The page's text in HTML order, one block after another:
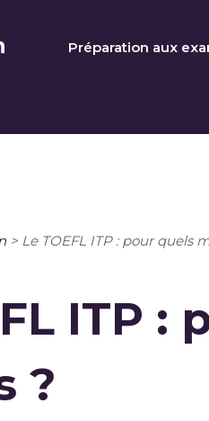
Préparation aux
> Le TOEFL ITP : pour quels
ITP :
?